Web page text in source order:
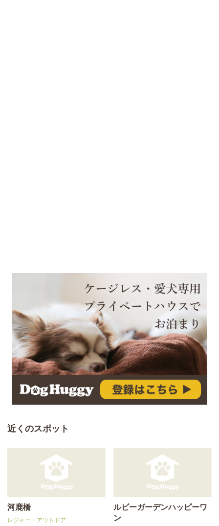
近くのスポット
河鹿橋
レジャー・アウトドア
ルビーガーデンハッピーワ
ン